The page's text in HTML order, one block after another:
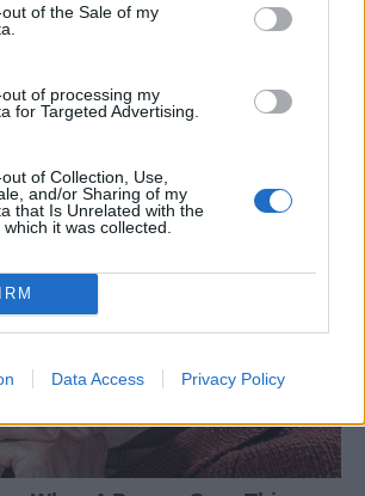
of the Sale of my
of processing my
for Targeted Advertising.
of Collection, Use,
and/or Sharing of my
that Is Unrelated with the
it was collected.
Data Access Privacy Policy